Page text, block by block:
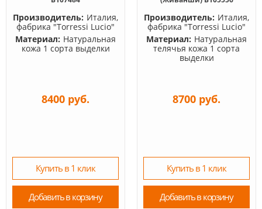
Производитель: Италия,
фабрика "Torressi Lucio"
Материал: Натуральная
кожа 1 сорта выделки
8400 руб.
Купить в 1 клик
Добавить в корзину
Производитель: Италия,
фабрика "Torressi Lucio"
Материал: Натуральная
телячья кожа 1 сорта
выделки
8700 руб.
Купить в 1 клик
Добавить в корзину